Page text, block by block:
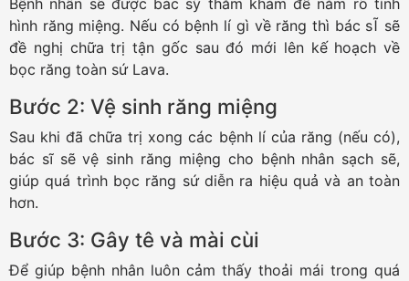
Bệnh nhân sẽ được bác sỹ thăm khám để nắm rõ tình
hình răng miệng. Nếu có bệnh lí gì về răng thì bác sĨ sẽ
đề nghị chữa trị tận gốc sau đó mới lên kế hoạch về
bọc răng toàn sứ Lava.
Bước 2: Vệ sinh răng miệng
Sau khi đã chữa trị xong các bệnh lí của răng (nếu có),
bác sĩ sẽ vệ sinh răng miệng cho bệnh nhân sạch sẽ,
giúp quá trình bọc răng sứ diễn ra hiệu quả và an toàn
hơn.
Bước 3: Gây tê và mài cùi
Để giúp bệnh nhân luôn cảm thấy thoải mái trong quá